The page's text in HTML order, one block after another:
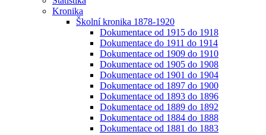
Kronika
Školní kronika 1878-1920
Dokumentace od 1915 do 1918
Dokumentace do 1911 do 1914
Dokumentace od 1909 do 1910
Dokumentace od 1905 do 1908
Dokumentace od 1901 do 1904
Dokumentace od 1897 do 1900
Dokumentace od 1893 do 1896
Dokumentace od 1889 do 1892
Dokumentace od 1884 do 1888
Dokumentace od 1881 do 1883